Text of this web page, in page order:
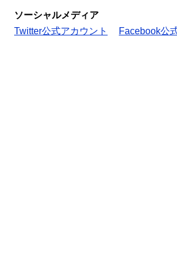
ソーシャルメディア
Twitter公式アカウント
Facebook公